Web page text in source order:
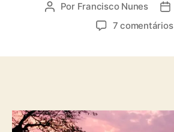
a
s
A
r
o
s
Por Francisco Nunes
D
d
b
7 comentáriose